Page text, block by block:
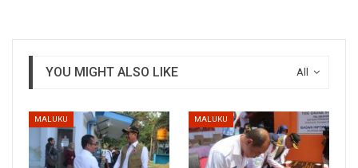
All
YOU MIGHT ALSO LIKE
MALUKU MALUKU